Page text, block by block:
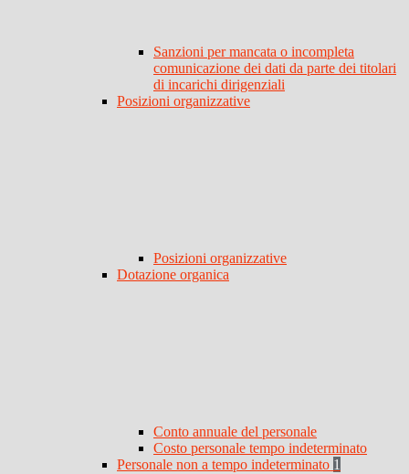
Sanzioni per mancata o incompleta
comunicazione dei dati da parte dei titolari
di incarichi dirigenziali
Posizioni organizzative
Posizioni organizzative
Dotazione organica
Conto annuale del personale
Costo personale tempo indeterminato
Personale non a tempo indeterminato 1